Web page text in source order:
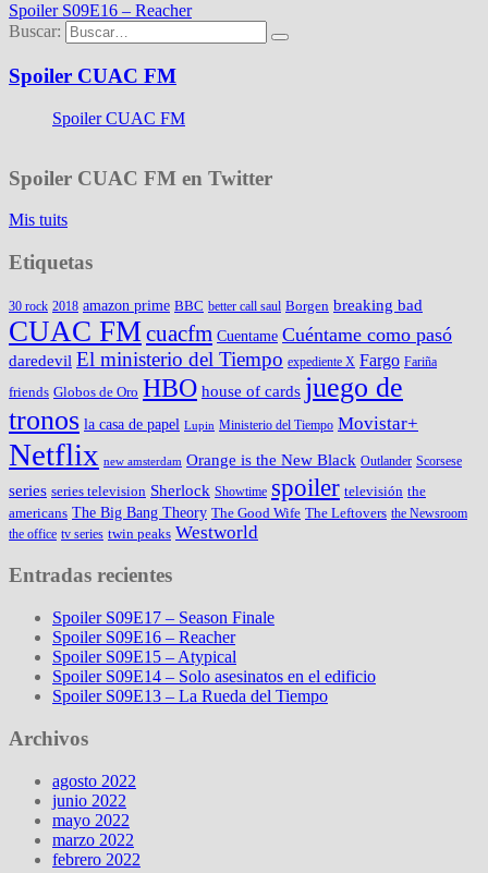
Spoiler S09E16 – Reacher
Buscar:
Spoiler CUAC FM
Spoiler CUAC FM
Spoiler CUAC FM en Twitter
Mis tuits
Etiquetas
30 rock 2018 amazon prime BBC better call saul Borgen breaking bad
CUAC FMcuacfm Cuentame Cuéntame como pasó
daredevil El ministerio del Tiempo expediente X Fargo Fariña
friends Globos de Oro HBO house of cards juego de
tronos la casa de papel Lupin Ministerio del Tiempo Movistar+
Netflix new amsterdam Orange is the New Black Outlander Scorsese
series series television Sherlock Showtime spoiler televisión the
americans The Big Bang Theory The Good Wife The Leftovers the Newsroom
the office tv series twin peaks Westworld
Entradas recientes
Spoiler S09E17 – Season Finale
Spoiler S09E16 – Reacher
Spoiler S09E15 – Atypical
Spoiler S09E14 – Solo asesinatos en el edificio
Spoiler S09E13 – La Rueda del Tiempo
Archivos
agosto 2022
junio 2022
mayo 2022
marzo 2022
febrero 2022